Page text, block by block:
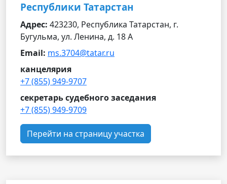
Республики Татарстан
Адрес: 423230, Республика Татарстан, г.
Бугульма, ул. Ленина, д. 18 А
Email: ms.3704@tatar.ru
канцелярия
+7 (855) 949-9707
секретарь судебного заседания
+7 (855) 949-9709
Перейти на страницу участка